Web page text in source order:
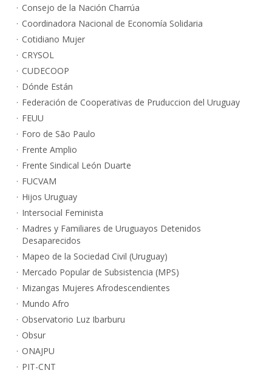
Consejo de la Nación Charrúa
Coordinadora Nacional de Economía Solidaria
Cotidiano Mujer
CRYSOL
CUDECOOP
Dónde Están
Federación de Cooperativas de Pruduccion del Uruguay
FEUU
Foro de São Paulo
Frente Amplio
Frente Sindical León Duarte
FUCVAM
Hijos Uruguay
Intersocial Feminista
Madres y Familiares de Uruguayos Detenidos
Desaparecidos
Mapeo de la Sociedad Civil (Uruguay)
Mercado Popular de Subsistencia (MPS)
Mizangas Mujeres Afrodescendientes
Mundo Afro
Observatorio Luz Ibarburu
Obsur
ONAJPU
PIT-CNT